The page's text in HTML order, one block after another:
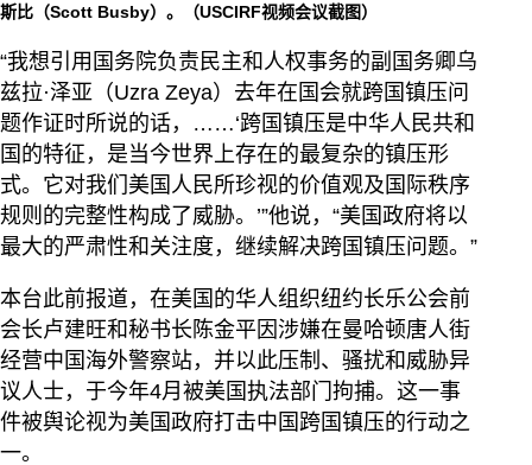
斯比（Scott Busby）。（USCIRF视频会议截图）
“我想引用国务院负责民主和人权事务的副国务卿乌
兹拉·泽亚（Uzra Zeya）去年在国会就跨国镇压问
题作证时所说的话，……‘跨国镇压是中华人民共和
国的特征，是当今世界上存在的最复杂的镇压形
式。它对我们美国人民所珍视的价值观及国际秩序
规则的完整性构成了威胁。’”他说，“美国政府将以
最大的严肃性和关注度，继续解决跨国镇压问题。”
本台此前报道，在美国的华人组织纽约长乐公会前
会长卢建旺和秘书长陈金平因涉嫌在曼哈顿唐人街
经营中国海外警察站，并以此压制、骚扰和威胁异
议人士，于今年4月被美国执法部门拘捕。这一事
件被舆论视为美国政府打击中国跨国镇压的行动之
一。